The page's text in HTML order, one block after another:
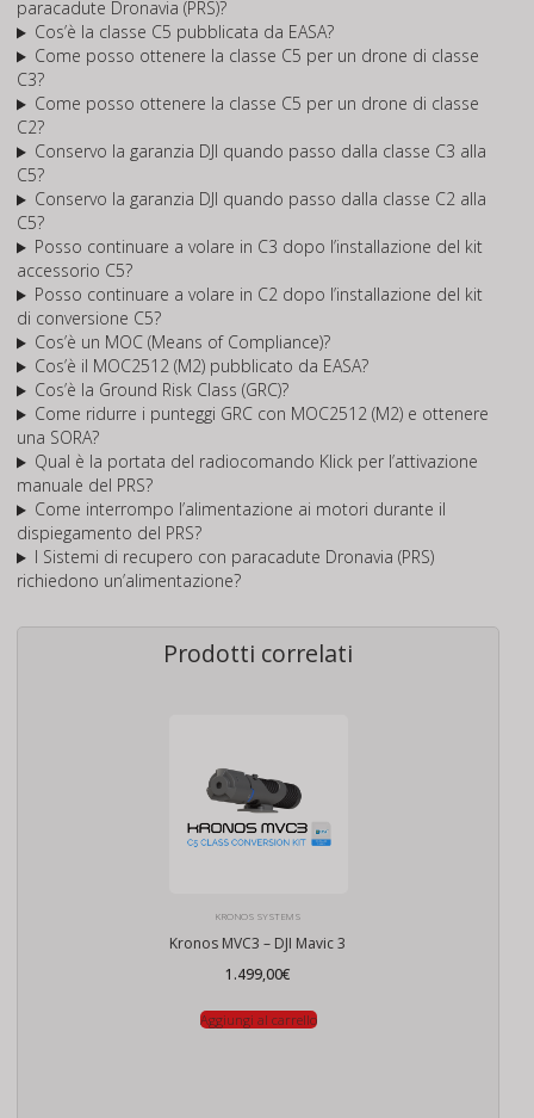
paracadute Dronavia (PRS)?
Cos’è la classe C5 pubblicata da EASA?
Come posso ottenere la classe C5 per un drone di classe
C3?
Come posso ottenere la classe C5 per un drone di classe
C2?
Conservo la garanzia DJI quando passo dalla classe C3 alla
C5?
Conservo la garanzia DJI quando passo dalla classe C2 alla
C5?
Posso continuare a volare in C3 dopo l’installazione del kit
accessorio C5?
Posso continuare a volare in C2 dopo l’installazione del kit
di conversione C5?
Cos’è un MOC (Means of Compliance)?
Cos’è il MOC2512 (M2) pubblicato da EASA?
Cos’è la Ground Risk Class (GRC)?
Come ridurre i punteggi GRC con MOC2512 (M2) e ottenere
una SORA?
Qual è la portata del radiocomando Klick per l’attivazione
manuale del PRS?
Come interrompo l’alimentazione ai motori durante il
dispiegamento del PRS?
I Sistemi di recupero con paracadute Dronavia (PRS)
richiedono un’alimentazione?
Prodotti correlati
KRONOS SYSTEMS
Kronos MVC3 – DJI Mavic 3
1.499,00€
Aggiungi al carrello